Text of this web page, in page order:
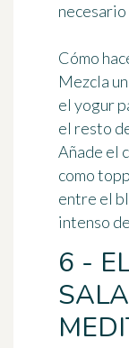
necesario
Cómo
Mezcla
el yogur
el resto
Añade el
como
entre el
intenso
6 -